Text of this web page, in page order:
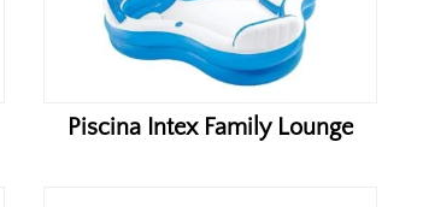
Piscina Intex Family Lounge